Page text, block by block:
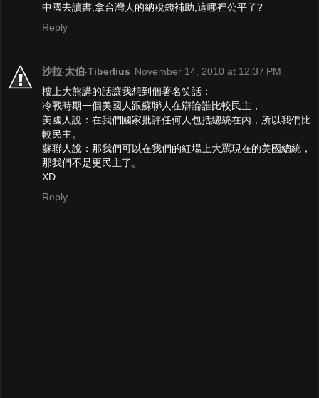
中國去讀書,拿台灣人的納稅錢補助,這哪裡公平了?
Reply
沙拉‧太伯‧Tiberlius November 14, 2010 at 12:37 PM
樓上大熊講的話讓我想到個著名笑話：
冷戰時期一個美國人跟蘇聯人在辯論誰比較民主，
美國人說：在我們國家批評任何人包括總統在內，所以我們比
較民主。
蘇聯人說：那我們可以在我們的紅場上大罵現在的美國總統，
那我們不是更民主了。
XD
Reply